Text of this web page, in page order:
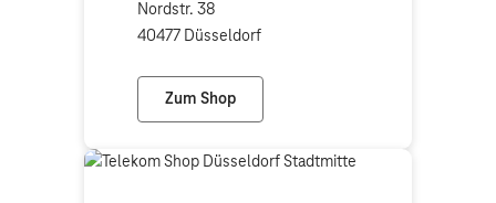
Nordstr. 38
40477 Düsseldorf
Zum Shop
Telekom Shop Düsseldorf